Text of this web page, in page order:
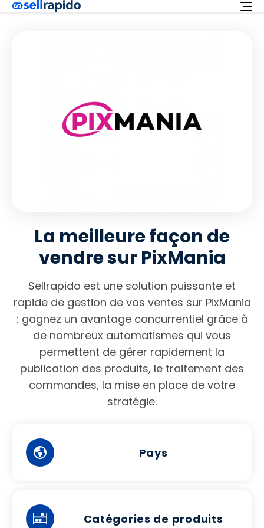
La meilleure façon de
vendre sur PixMania
Sellrapido est une solution puissante et
rapide de gestion de vos ventes sur PixMania
: gagnez un avantage concurrentiel grâce à
de nombreux automatismes qui vous
permettent de gérer rapidement la
publication des produits, le traitement des
commandes, la mise en place de votre
stratégie.
Pays
Catégories de produits